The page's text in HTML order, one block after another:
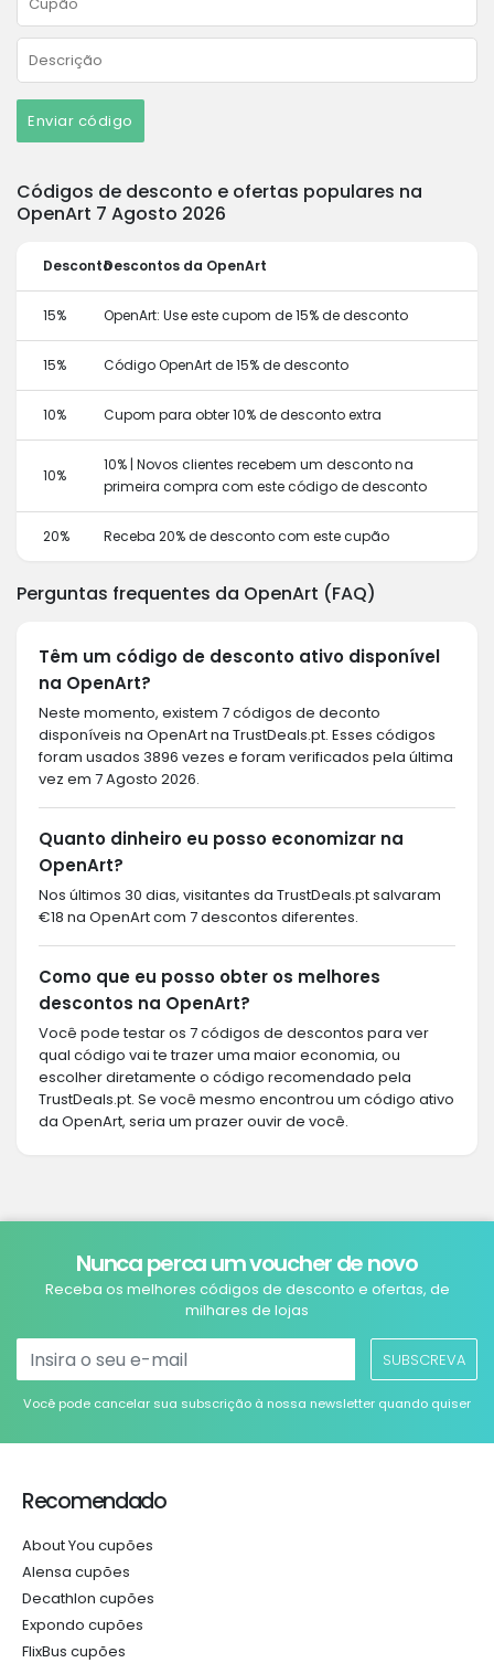
Enviar código
Códigos de desconto e ofertas populares na
OpenArt 7 Agosto 2026
DescontoDescontos da OpenArt
15% OpenArt: Use este cupom de 15% de desconto
15% Código OpenArt de 15% de desconto
10% Cupom para obter 10% de desconto extra
10%
10% | Novos clientes recebem um desconto na
primeira compra com este código de desconto
20% Receba 20% de desconto com este cupão
Perguntas frequentes da OpenArt (FAQ)
Têm um código de desconto ativo disponível
na OpenArt?
Neste momento, existem 7 códigos de deconto
disponíveis na OpenArt na TrustDeals.pt. Esses códigos
foram usados 3896 vezes e foram verificados pela última
vez em 7 Agosto 2026.
Quanto dinheiro eu posso economizar na
OpenArt?
Nos últimos 30 dias, visitantes da TrustDeals.pt salvaram
€18 na OpenArt com 7 descontos diferentes.
Como que eu posso obter os melhores
descontos na OpenArt?
Você pode testar os 7 códigos de descontos para ver
qual código vai te trazer uma maior economia, ou
escolher diretamente o código recomendado pela
TrustDeals.pt. Se você mesmo encontrou um código ativo
da OpenArt, seria um prazer ouvir de você.
Nunca perca um voucher de novo
Receba os melhores códigos de desconto e ofertas, de
milhares de lojas
SUBSCREVA
Você pode cancelar sua subscrição à nossa newsletter quando quiser
Recomendado
About You cupões
Alensa cupões
Decathlon cupões
Expondo cupões
FlixBus cupões